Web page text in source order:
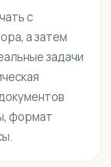
с
а затем
задачи
формат